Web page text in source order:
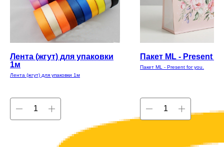
Лента (жгут) для упаковки
1м
Лента (жгут) для упаковки 1м
Пакет ML - Present
Пакет ML - Present for you.